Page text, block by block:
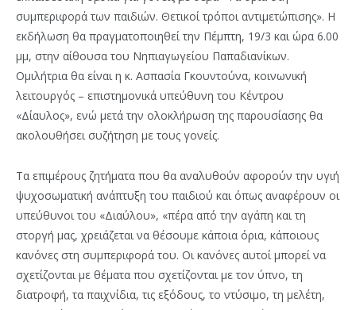
συμπεριφορά των παιδιών. Θετικοί τρόποι αντιμετώπισης». Η
εκδήλωση θα πραγματοποιηθεί την Πέμπτη, 19/3 και ώρα 6.00
μμ, στην αίθουσα του Νηπιαγωγείου Παπαδιανίκων.
Ομιλήτρια θα είναι η κ. Ασπασία Γκουντούνα, κοινωνική
λειτουργός – επιστημονικά υπεύθυνη του Κέντρου
«Δίαυλος», ενώ μετά την ολοκλήρωση της παρουσίασης θα
ακολουθήσει συζήτηση με τους γονείς.
Τα επιμέρους ζητήματα που θα αναλυθούν αφορούν την υγιή
ψυχοσωματική ανάπτυξη του παιδιού και όπως αναφέρουν οι
υπεύθυνοι του «Διαύλου», «πέρα από την αγάπη και τη
στοργή μας, χρειάζεται να θέσουμε κάποια όρια, κάποιους
κανόνες στη συμπεριφορά του. Οι κανόνες αυτοί μπορεί να
σχετίζονται με θέματα που σχετίζονται με τον ύπνο, τη
διατροφή, τα παιχνίδια, τις εξόδους, το ντύσιμο, τη μελέτη,